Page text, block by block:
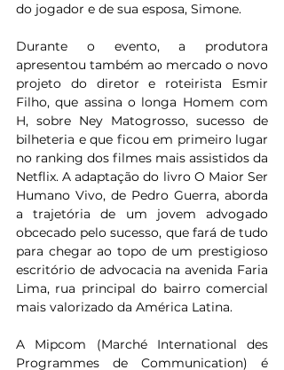
do jogador e de sua esposa, Simone.
Durante o evento, a produtora
apresentou também ao mercado o novo
projeto do diretor e roteirista Esmir
Filho, que assina o longa Homem com
H, sobre Ney Matogrosso, sucesso de
bilheteria e que ficou em primeiro lugar
no ranking dos filmes mais assistidos da
Netflix. A adaptação do livro O Maior Ser
Humano Vivo, de Pedro Guerra, aborda
a trajetória de um jovem advogado
obcecado pelo sucesso, que fará de tudo
para chegar ao topo de um prestigioso
escritório de advocacia na avenida Faria
Lima, rua principal do bairro comercial
mais valorizado da América Latina.
A Mipcom (Marché International des
Programmes de Communication) é